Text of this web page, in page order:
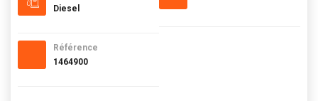
Diesel
Référence
1464900